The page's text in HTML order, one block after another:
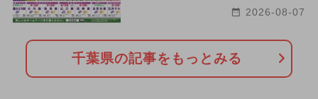
2026-08-07
千葉県の記事をもっとみる